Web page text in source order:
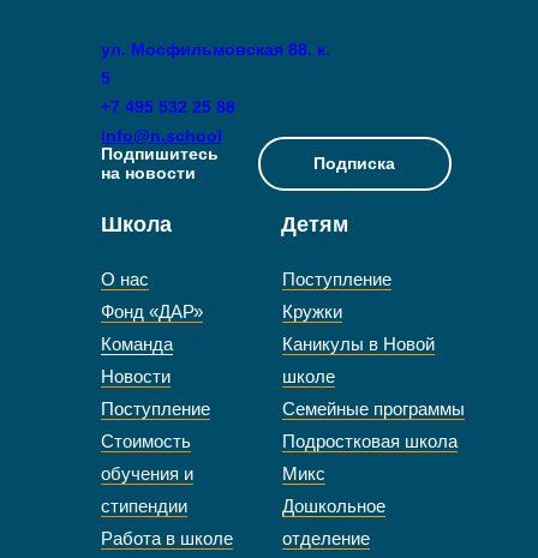
Школа Детям
О нас
Фонд «ДАР»
Команда
Новости
Поступление
Стоимость
обучения и
стипендии
Работа в школе
Поступление
Кружки
Каникулы в Новой
школе
Семейные программы
Подростковая школа
Микс
Дошкольное
отделение
Подписка
Подпишитесь
на новости
ул. Мосфильмовская 88, к.
5
+7 495 532 25 88
info@n.school